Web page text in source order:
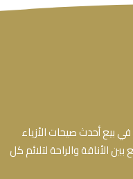
أحدث صيحات الأزياء
الأناقة والراحة لتلائم كل